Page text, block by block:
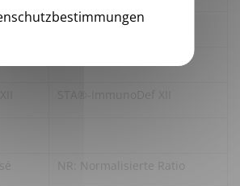
STA®-ImmunoDef XII
NR: Normalisierte Ratio